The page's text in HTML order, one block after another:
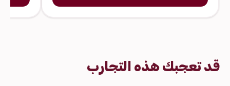
قد تعجبك هذه التجارب